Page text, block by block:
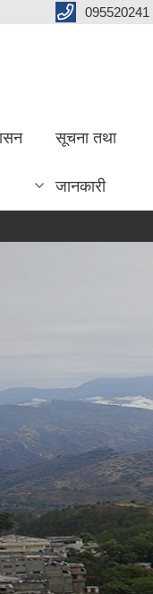
सूचना तथा
जानकारी